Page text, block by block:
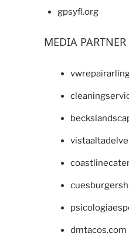
gpsyfl.org
MEDIA
dmtacos.com